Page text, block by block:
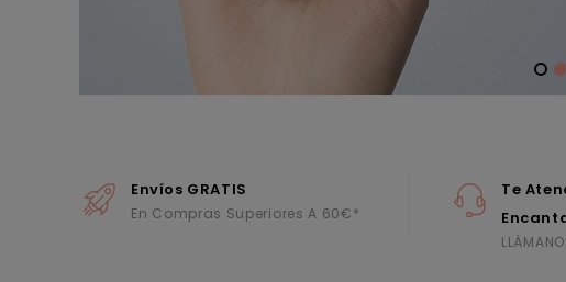
Envíos GRATIS
En Compras Superiores A 60€*
Te